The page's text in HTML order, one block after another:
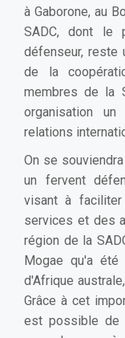
à Gaborone, au
SADC, dont le
défenseur, reste
de la
membres de la
organisation
relations
On se
un fervent
visant à
services et des
région de la
Mogae qu'a été
d'Afrique
Grâce à cet
est possible de